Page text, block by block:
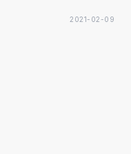
2021-02-09